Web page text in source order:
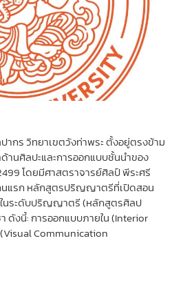
กร วิทยาเขตวังท่าพระ ตั้งอยู่ตรงข้าม
านศิลปะและการออกแบบชั้นนำของ
โดยมีศาสตราจารย์ศิลป์ พีระศรี
นแรก หลักสูตรปริญญาตรีที่เปิดสอน
ระดับปริญญาตรี (หลักสูตรศิลป
ดังนี้: การออกแบบภายใน (Interior
Communication